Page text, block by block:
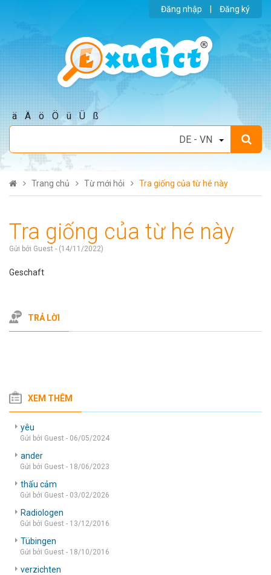
Đăng nhập Đăng ký
ä Ä ö Ö ü Ü ß
Trang chủ Từ mới hỏi Tra giống của từ hé này
Tra giống của từ hé này
Gửi bởi Guest - (14/11/2022)
Geschaft
TRẢ LỜI
XEM THÊM
yêu
Gửi bởi Guest - 06/05/2024
ander
Gửi bởi Guest - 18/06/2023
thấu cảm
Gửi bởi Guest - 03/02/2026
Radiologen
Gửi bởi Guest - 13/12/2016
Tübingen
Gửi bởi Guest - 18/10/2016
verzichten